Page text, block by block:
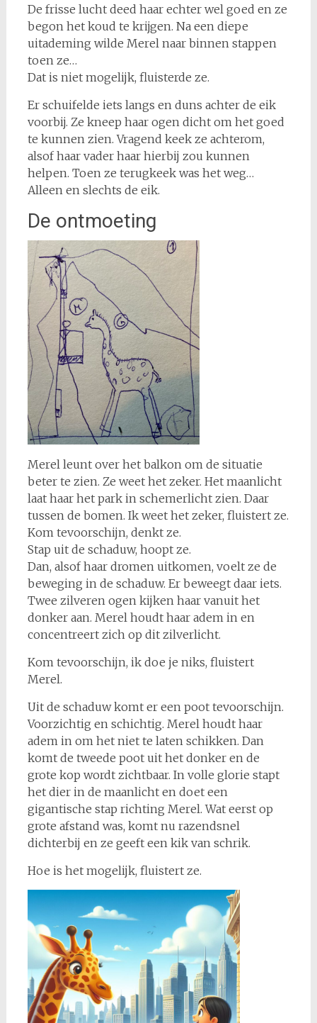
De frisse lucht deed haar echter wel goed en ze
begon het koud te krijgen. Na een diepe
uitademing wilde Merel naar binnen stappen
toen ze…
Dat is niet mogelijk, fluisterde ze.
Er schuifelde iets langs en duns achter de eik
voorbij. Ze kneep haar ogen dicht om het goed
te kunnen zien. Vragend keek ze achterom,
alsof haar vader haar hierbij zou kunnen
helpen. Toen ze terugkeek was het weg…
Alleen en slechts de eik.
De ontmoeting
Merel leunt over het balkon om de situatie
beter te zien. Ze weet het zeker. Het maanlicht
laat haar het park in schemerlicht zien. Daar
tussen de bomen. Ik weet het zeker, fluistert ze.
Kom tevoorschijn, denkt ze.
Stap uit de schaduw, hoopt ze.
Dan, alsof haar dromen uitkomen, voelt ze de
beweging in de schaduw. Er beweegt daar iets.
Twee zilveren ogen kijken haar vanuit het
donker aan. Merel houdt haar adem in en
concentreert zich op dit zilverlicht.
Kom tevoorschijn, ik doe je niks, fluistert
Merel.
Uit de schaduw komt er een poot tevoorschijn.
Voorzichtig en schichtig. Merel houdt haar
adem in om het niet te laten schikken. Dan
komt de tweede poot uit het donker en de
grote kop wordt zichtbaar. In volle glorie stapt
het dier in de maanlicht en doet een
gigantische stap richting Merel. Wat eerst op
grote afstand was, komt nu razendsnel
dichterbij en ze geeft een kik van schrik.
Hoe is het mogelijk, fluistert ze.